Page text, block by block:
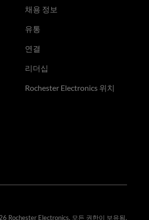
채용 정보
유통
연결
리더십
Rochester Electronics 위치
Rochester Electronics. 모든 권한이 보유됨.